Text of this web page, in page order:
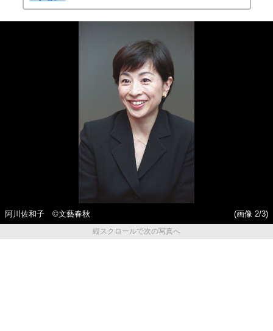
阿川佐和子 ©文藝春秋
(画像 2/3)
縦スクロールで次の写真へ